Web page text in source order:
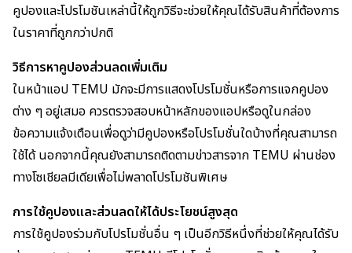
คูปองและโปรโมชันเหล่านี้ให้ถูกวิธีจะช่วยให้คุณได้รับสินค้าที่ต้องการ
ในราคาที่ถูกกว่าปกติ
วิธีการหาคูปองส่วนลดเพิ่มเติม
ในหน้าแอป TEMU มักจะมีการแสดงโปรโมชั่นหรือการแจกคูปอง
ต่าง ๆ อยู่เสมอ ควรตรวจสอบหน้าหลักของแอปหรือดูในกล่อง
ข้อความแจ้งเตือนเพื่อดูว่ามีคูปองหรือโปรโมชั่นใดบ้างที่คุณสามารถ
ใช้ได้ นอกจากนี้คุณยังสามารถติดตามข่าวสารจาก TEMU ผ่านช่อง
ทางโซเชียลมีเดียเพื่อไม่พลาดโปรโมชันพิเศษ
การใช้คูปองและส่วนลดให้ได้ประโยชน์สูงสุด
การใช้คูปองร่วมกับโปรโมชั่นอื่น ๆ เป็นอีกวิธีหนึ่งที่ช่วยให้คุณได้รับ